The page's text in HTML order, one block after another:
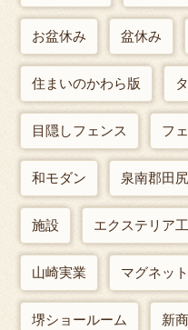
お盆休み 盆休み
住まいのかわら版
目隠しフェンス フ
和モダン 泉南郡田
施設 エクステリア
山崎実業 マグネッ
堺ショールーム 新